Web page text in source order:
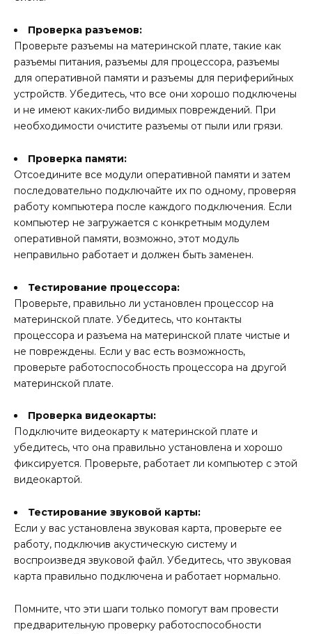
Проверка разъемов:
Проверьте разъемы на материнской плате, такие как
разъемы питания, разъемы для процессора, разъемы
для оперативной памяти и разъемы для периферийных
устройств. Убедитесь, что все они хорошо подключены
и не имеют каких-либо видимых повреждений. При
необходимости очистите разъемы от пыли или грязи.
Проверка памяти:
Отсоедините все модули оперативной памяти и затем
последовательно подключайте их по одному, проверяя
работу компьютера после каждого подключения. Если
компьютер не загружается с конкретным модулем
оперативной памяти, возможно, этот модуль
неправильно работает и должен быть заменен.
Тестирование процессора:
Проверьте, правильно ли установлен процессор на
материнской плате. Убедитесь, что контакты
процессора и разъема на материнской плате чистые и
не повреждены. Если у вас есть возможность,
проверьте работоспособность процессора на другой
материнской плате.
Проверка видеокарты:
Подключите видеокарту к материнской плате и
убедитесь, что она правильно установлена и хорошо
фиксируется. Проверьте, работает ли компьютер с этой
видеокартой.
Тестирование звуковой карты:
Если у вас установлена звуковая карта, проверьте ее
работу, подключив акустическую систему и
воспроизведя звуковой файл. Убедитесь, что звуковая
карта правильно подключена и работает нормально.
Помните, что эти шаги только помогут вам провести
предварительную проверку работоспособности